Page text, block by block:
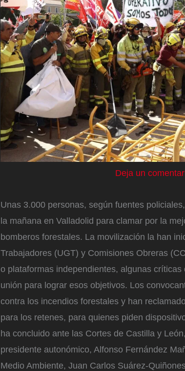
Deja un
Unas 3.000 personas, según fuentes
la mañana en Valladolid para clamar por la
bomberos forestales. La movilización la han
Trabajadores (UGT) y Comisiones Obreras
o plataformas independientes, algunas
unión para lograr esos objetivos. Los
contra los incendios forestales y han
para los retenes, para quienes piden
ha concluido ante las Cortes de Castilla y
presidente autonómico, Alfonso Fernández
Medio Ambiente, Juan Carlos Suárez-